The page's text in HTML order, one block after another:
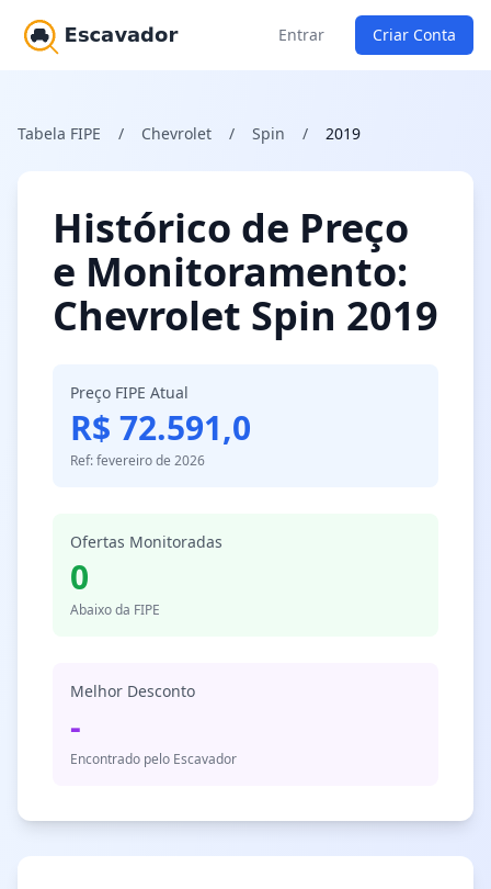
Entrar Criar Conta
Tabela FIPE / Chevrolet / Spin / 2019
Histórico de Preço
e Monitoramento:
Chevrolet Spin 2019
Preço FIPE Atual
R$ 72.591,0
Ref: fevereiro de 2026
Ofertas Monitoradas
0
Abaixo da FIPE
Melhor Desconto
-
Encontrado pelo Escavador